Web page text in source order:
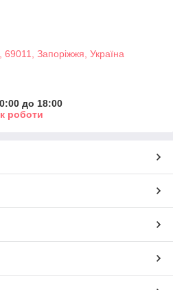
Запоріжжя, Україна
до 18:00
роботи